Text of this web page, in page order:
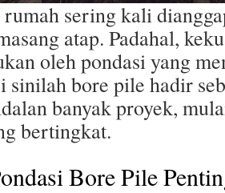
sering kali
atap. Padahal,
oleh pondasi yang
sinilah bore pile hadir
banyak proyek,
bertingkat.
Bore Pile